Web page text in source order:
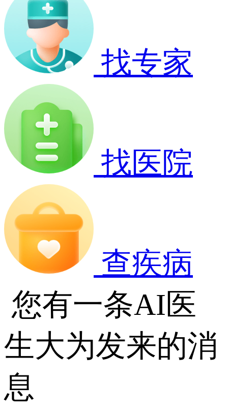
找专家
找医院
查疾病
您有一条AI医
生大为发来的消
息